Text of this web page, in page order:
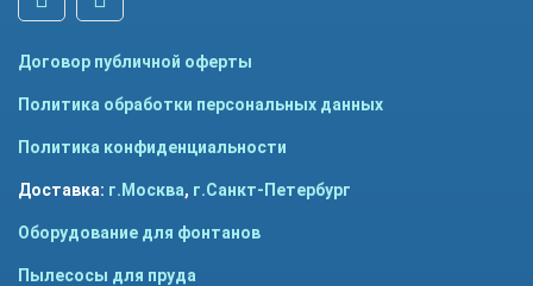
Договор публичной оферты
Политика обработки персональных данных
Политика конфиденциальности
Доставка: г.Москва, г.Санкт-Петербург
Оборудование для фонтанов
Пылесосы для пруда